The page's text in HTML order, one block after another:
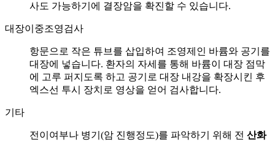
사도 가능하기에 결장암을 확진할 수 있습니다.
대장이중조영검사
항문으로 작은 튜브를 삽입하여 조영제인 바륨와 공기를
대장에 넣습니다. 환자의 자세를 통해 바륨이 대장 점막
에 고루 퍼지도록 하고 공기로 대장 내강을 확장시킨 후
엑스선 투시 장치로 영상을 얻어 검사합니다.
기타
전이여부나 병기(암 진행정도)를 파악하기 위해 전 산화